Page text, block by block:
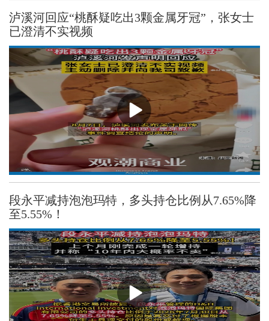
泸溪河回应“桃酥疑吃出3颗金属牙冠”，张女士
已澄清不实视频
段永平减持泡泡玛特，多头持仓比例从7.65%降
至5.55%！